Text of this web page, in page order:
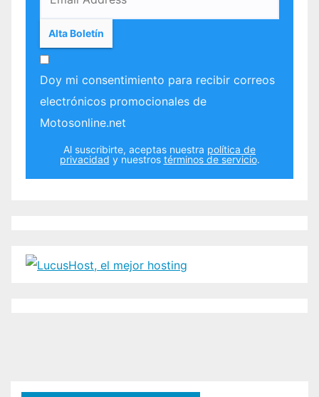
Doy mi consentimiento para recibir correos
electrónicos promocionales de
Motosonline.net
Al suscribirte, aceptas nuestra política de
privacidad y nuestros términos de servicio.